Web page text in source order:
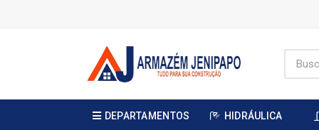
DEPARTAMENTOS HIDRÁULICA